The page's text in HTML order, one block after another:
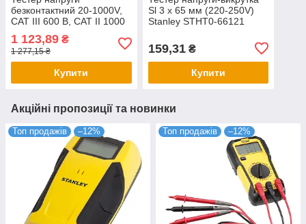
безконтактний 20-1000V,
CAT III 600 В, CAT II 1000
20мм Stanley FMHT82567-
0
1 123,89 ₴
1 277,15 ₴
Купити
Sl 3 x 65 мм (220-250V)
Stanley STHT0-66121
159,31₴
Купити
Акційні пропозиції та новинки
Топ продажів –12% Топ продажів –12%